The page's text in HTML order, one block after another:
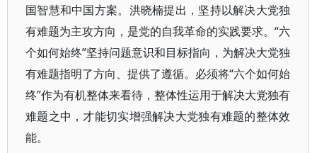
国智慧和中国方案。洪晓楠提出，坚持以解决大党独
有难题为主攻方向，是党的自我革命的实践要求。“六
个如何始终”坚持问题意识和目标指向，为解决大党独
有难题指明了方向、提供了遵循。必须将“六个如何始
终”作为有机整体来看待，整体性运用于解决大党独有
难题之中，才能切实增强解决大党独有难题的整体效
能。